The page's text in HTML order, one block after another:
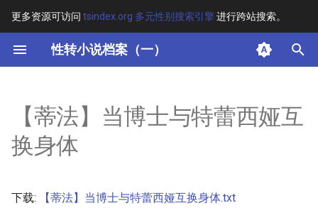
更多资源可访问 tsindex.org 多元性别搜索引擎进行跨站搜索。
性转小说档案（一）
键
始
索
其他信息 [Processed Page
Metadata]
【蒂法】当博士与特蕾西娅互
换身体
下载: 【蒂法】当博士与特蕾西娅互换身体.txt